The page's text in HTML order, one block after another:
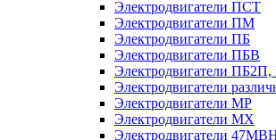
Электродвигатели ПСТ
Электродвигатели ПМ
Электродвигатели ПБ
Электродвигатели ПБВ
Электродвигатели
Электродвигатели
Электродвигатели МР
Электродвигатели MX
Электродвигатели